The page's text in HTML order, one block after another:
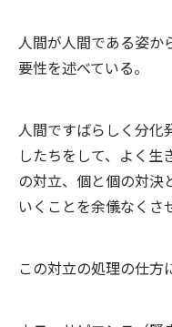
人間が人間である姿か
要性を述べている。
人間ですばらしく分化
したちをして、よく
の対立、個と個の対決
いくことを余儀なくさ
この対立の処理の仕方